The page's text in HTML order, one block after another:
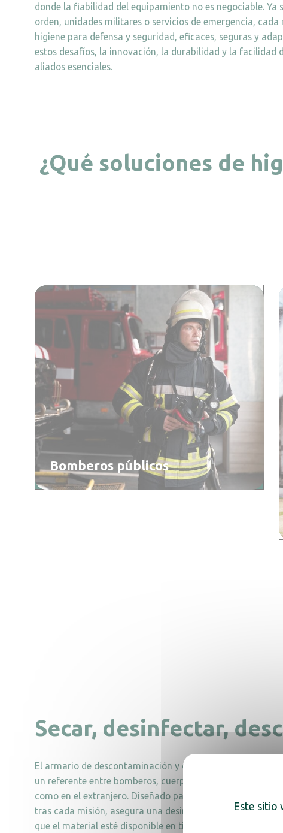
donde la fiabilidad del equipamiento no es negociable. Ya
orden, unidades militares o servicios de emergencia, cada
higiene para defensa y seguridad, eficaces, seguras y
estos desafíos, la innovación, la durabilidad y la facilidad
aliados esenciales.
¿Qué soluciones de
Bomberos públicos
Secar, desinfectar,
El armario de descontaminación y desinfección
un referente entre bomberos, cuerpos policiales y bases
como en el extranjero. Diseñado para eliminar
tras cada misión, asegura una desinfección completa y
que el material esté disponible en tiempo récord.
Este sitio